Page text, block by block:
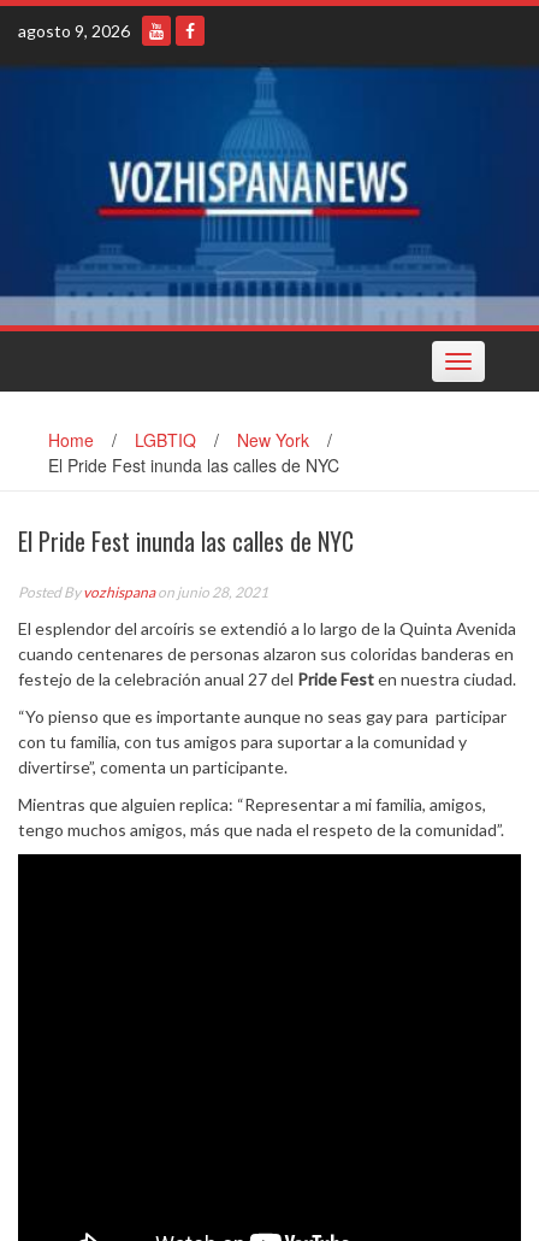
Skip
content
agosto 9, 2026
Toggle
navigation
Home / LGBTIQ / New York
/
El Pride Fest inunda las calles de NYC
El Pride Fest inunda las calles de NYC
Posted Byvozhispanaon junio 28, 2021
El esplendor del arcoíris se extendió a lo largo de la Quinta Avenida
cuando centenares de personas alzaron sus coloridas banderas en
festejo de la celebración anual 27 del Pride Festen nuestra ciudad.
“Yo pienso que es importante aunque no seas gay para participar
con tu familia, con tus amigos para suportar a la comunidad y
divertirse”, comenta un participante.
Mientras que alguien replica: “Representar a mi familia, amigos,
tengo muchos amigos, más que nada el respeto de la comunidad”.